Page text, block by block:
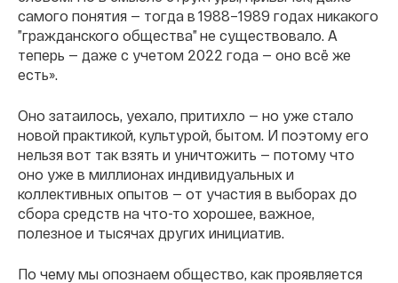
самого понятия — тогда в 1988–1989 годах никакого
”гражданского общества” не существовало. А
теперь — даже с учетом 2022 года — оно всё же
есть».
Оно затаилось, уехало, притихло — но уже стало
новой практикой, культурой, бытом. И поэтому его
нельзя вот так взять и уничтожить — потому что
оно уже в миллионах индивидуальных и
коллективных опытов — от участия в выборах до
сбора средств на что-то хорошее, важное,
полезное и тысячах других инициатив.
По чему мы опознаем общество, как проявляется